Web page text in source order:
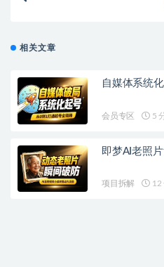
相关文章
自媒体系统
会员专区 5
即梦AI老照
项目拆解 12